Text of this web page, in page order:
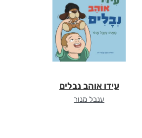
עידו אוהב נבלים
ענבל מנור